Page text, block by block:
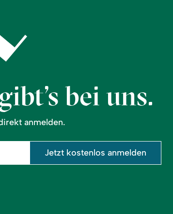
bei uns.
anmelden.
Jetzt kostenlos anmelden